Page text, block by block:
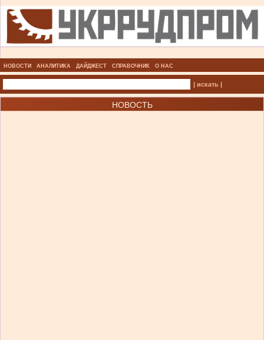
НОВОСТИ АНАЛИТИКА ДАЙДЖЕСТ СПРАВОЧНИК О НАС
| искать |
НОВОСТЬ